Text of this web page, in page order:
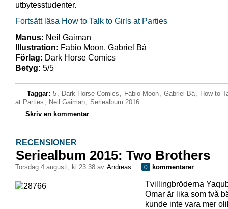
utbytesstudenter.
Fortsätt läsa How to Talk to Girls at Parties
Manus: Neil Gaiman
Illustration: Fabio Moon, Gabriel Bá
Förlag: Dark Horse Comics
Betyg: 5/5
Taggar: 5, Dark Horse Comics , Fábio Moon, Gabriel Bá, How to
at Parties , Neil Gaiman, Seriealbum 2016
Skriv en kommentar
RECENSIONER
Seriealbum 2015: Two Brothers
torsdag 4 augusti, kl 23:38 av Andreas 0 kommentarer
Tvillingbröderna
Omar är lika som två
kunde inte vara mer